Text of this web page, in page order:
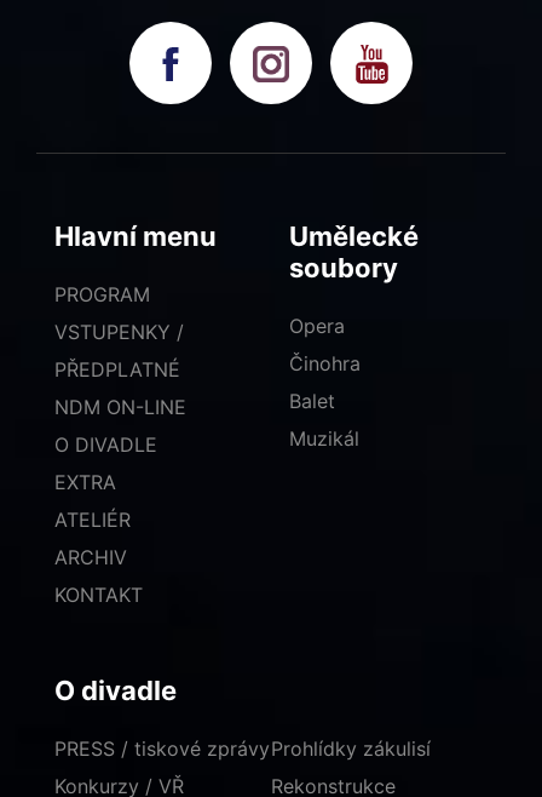
Hlavní menu
PROGRAM
VSTUPENKY /
PŘEDPLATNÉ
NDM ON-LINE
O DIVADLE
EXTRA
ATELIÉR
ARCHIV
KONTAKT
Umělecké
soubory
Opera
Činohra
Balet
Muzikál
O divadle
PRESS / tiskové zprávy
Konkurzy / VŘ
Prohlídky zákulisí
Rekonstrukce